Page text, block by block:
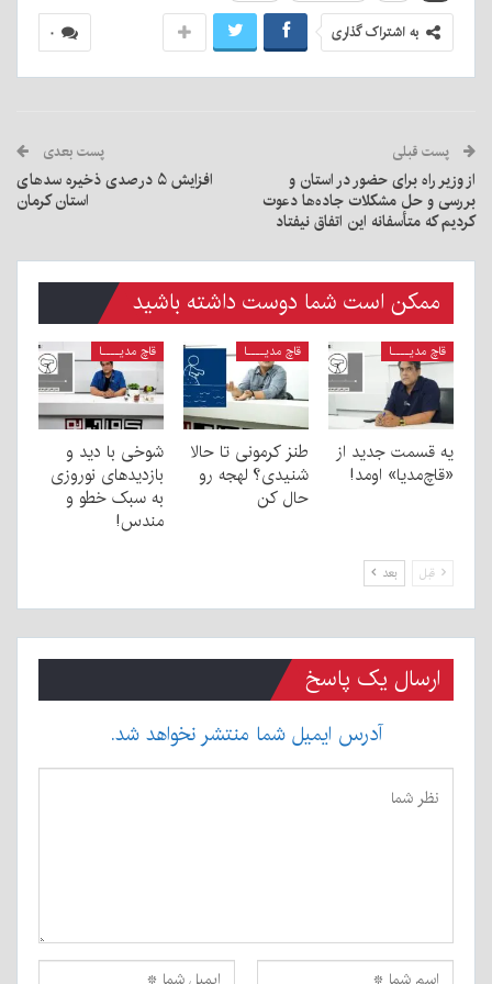
۰ به اشتراک گذاری
پست قبلی
از وزیر راه برای حضور در استان و
بررسی و حل مشکلات جاده‌ها دعوت
کردیم که متأسفانه این اتفاق نیفتاد
پست بعدی
افزایش ۵ درصدی ذخیره سدهای
استان کرمان
ممکن است شما دوست داشته باشید
قاچ مدیــــا
یه قسمت جدید از
«قاچ‌مدیا» اومد!
قاچ مدیــــا
طنز کرمونی تا حالا
شنیدی؟ لهجه رو
حال کن
قاچ مدیــــا
شوخی با دید و
بازدیدهای نوروزی
به سبک خطو و
مندس!
قبل بعد
ارسال یک پاسخ
آدرس ایمیل شما منتشر نخواهد شد.